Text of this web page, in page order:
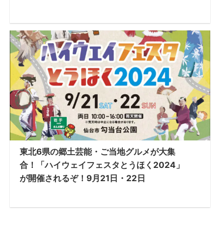
東北6県の郷土芸能・ご当地グルメが大集
合！「ハイウェイフェスタとうほく2024」
が開催されるぞ！9月21日・22日